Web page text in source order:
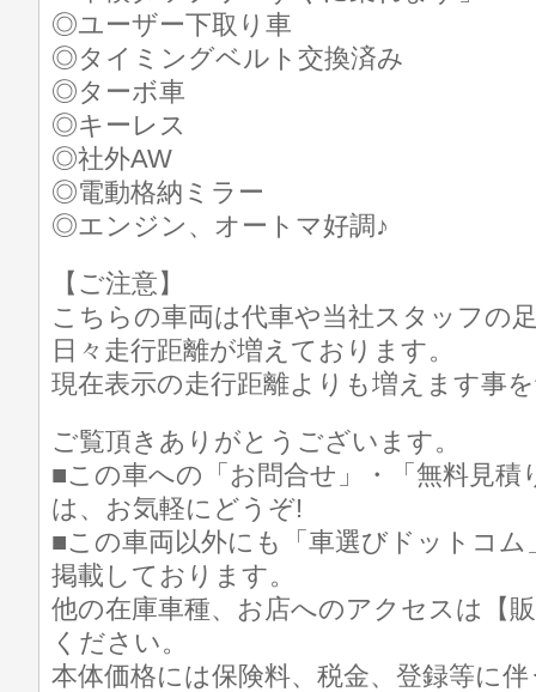
◎ユーザー下取り車
◎タイミングベルト交換済み
◎ターボ車
◎キーレス
◎社外AW
◎電動格納ミラー
◎エンジン、オートマ好調♪
【ご注意】
こちらの車両は代車や当社スタッフの
日々走行距離が増えております。
現在表示の走行距離よりも増えます事
ご覧頂きありがとうございます。
■この車への「お問合せ」・「無料見積
は、お気軽にどうぞ!
■この車両以外にも「車選びドットコ
掲載しております。
他の在庫車種、お店へのアクセスは【
ください。
本体価格には保険料、税金、登録等に